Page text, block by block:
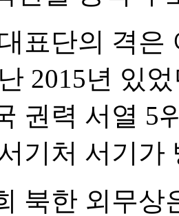
표단의 격은
2015년 있
권력 서열 5
기처 서기가
북한 외무상